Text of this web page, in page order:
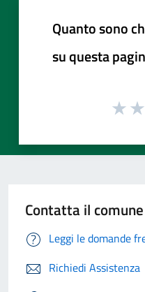
Quanto sono
su questa
Contatta il comune
Leggi le domande
Richiedi Assistenza